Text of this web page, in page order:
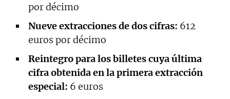
por décimo
Nueve extracciones de dos cifras: 612
euros por décimo
Reintegro para los billetes cuya última
cifra obtenida en la primera extracción
especial: 6 euros